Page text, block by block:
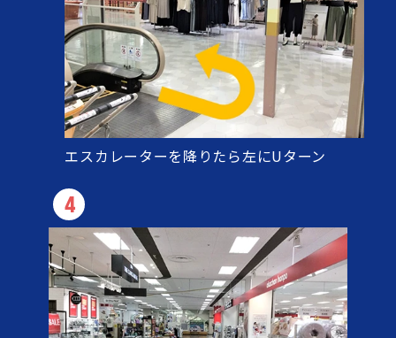
エスカレーターを降りたら左にUターン
4